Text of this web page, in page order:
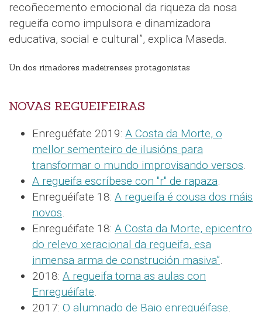
recoñecemento emocional da riqueza da nosa
regueifa como impulsora e dinamizadora
educativa, social e cultural”, explica Maseda.
Un dos rimadores madeirenses protagonistas
NOVAS REGUEIFEIRAS
Enreguéfate 2019: A Costa da Morte, o
mellor sementeiro de ilusións para
transformar o mundo improvisando versos.
A regueifa escríbese con "r" de rapaza.
Enreguéifate 18: A regueifa é cousa dos máis
novos.
Enreguéifate 18: A Costa da Morte, epicentro
do relevo xeracional da regueifa, esa
inmensa arma de construción masiva”.
2018: A regueifa toma as aulas con
Enreguéifate.
2017: O alumnado de Baio enreguéifase.